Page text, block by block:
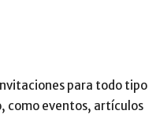
para todo tipo
como eventos, artículos